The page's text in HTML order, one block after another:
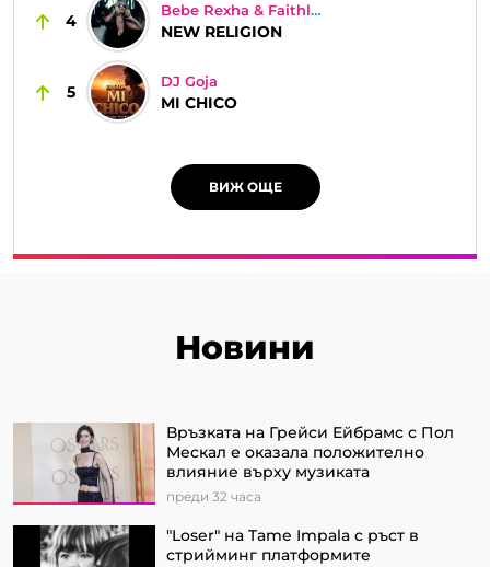
4
Bebe Rexha & Faithless
NEW RELIGION
5
DJ Goja
MI CHICO
ВИЖ ОЩЕ
Новини
Връзката на Грейси Ейбрамс с Пол
Мескал е оказала положително
влияние върху музиката
преди 32 часа
"Loser" на Tame Impala с ръст в
стрийминг платформите